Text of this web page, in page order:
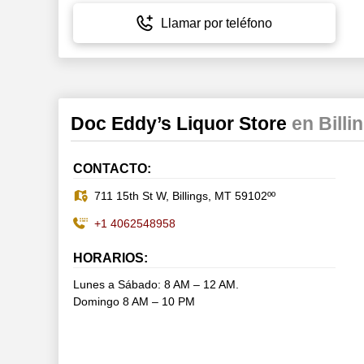
Llamar por teléfono
Doc Eddy’s Liquor Store en
CONTACTO:
711 15th St W, Billings, MT 59102ºº
+1 4062548958
HORARIOS:
Lunes a Sábado: 8 AM – 12 AM.
Domingo 8 AM – 10 PM